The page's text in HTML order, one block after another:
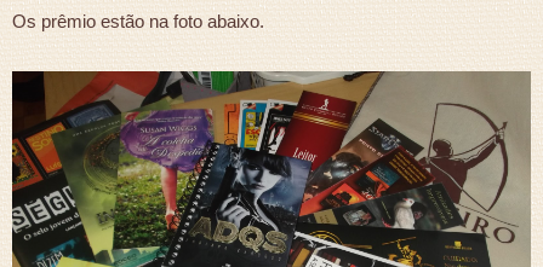
Os prêmio estão na foto abaixo.